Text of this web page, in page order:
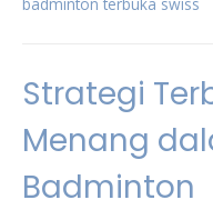
Strategi
Menang
Badminton